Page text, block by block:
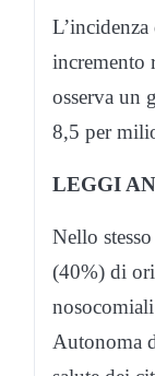
incremento
osserva un
8,5 per
LEGGI
Nello
(40%) di
Autonoma